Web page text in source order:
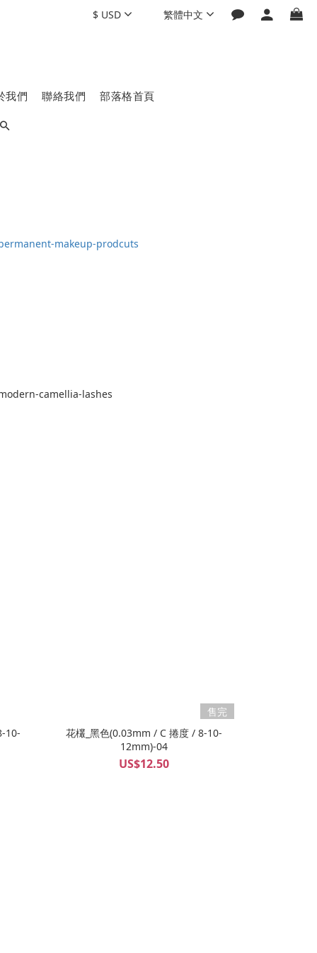
我們 聯絡我們 部落格首頁
$ USD 繁體中文
10-
售完
花欉_黑色(0.03mm / C 捲度 / 8-10-
12mm)-04
US$12.50